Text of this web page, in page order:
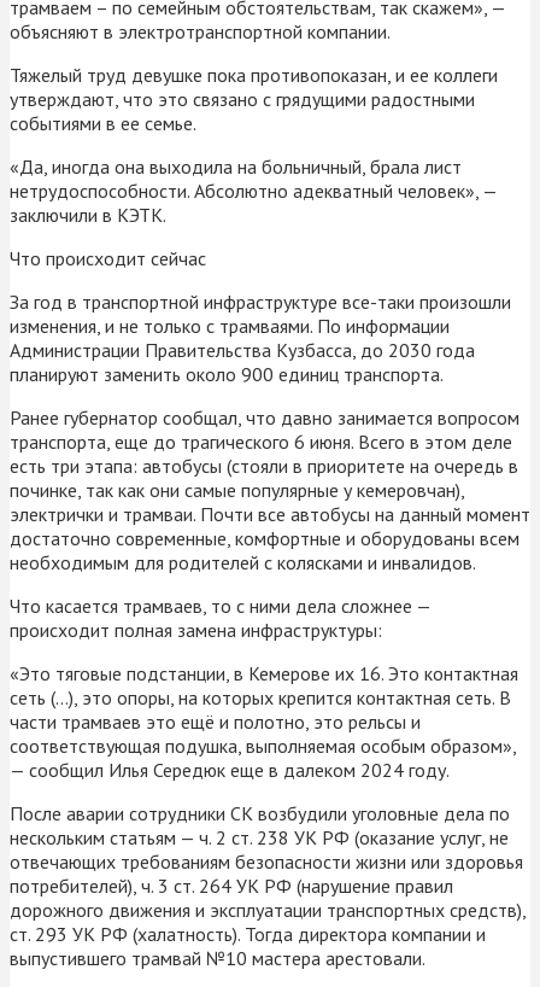
трамваем – по семейным обстоятельствам, так скажем», —
объясняют в электротранспортной компании.
Тяжелый труд девушке пока противопоказан, и ее коллеги
утверждают, что это связано с грядущими радостными
событиями в ее семье.
«Да, иногда она выходила на больничный, брала лист
нетрудоспособности. Абсолютно адекватный человек», —
заключили в КЭТК.
Что происходит сейчас
За год в транспортной инфраструктуре все-таки произошли
изменения, и не только с трамваями. По информации
Администрации Правительства Кузбасса, до 2030 года
планируют заменить около 900 единиц транспорта.
Ранее губернатор сообщал, что давно занимается вопросом
транспорта, еще до трагического 6 июня. Всего в этом деле
есть три этапа: автобусы (стояли в приоритете на очередь в
починке, так как они самые популярные у кемеровчан),
электрички и трамваи. Почти все автобусы на данный момент
достаточно современные, комфортные и оборудованы всем
необходимым для родителей с колясками и инвалидов.
Что касается трамваев, то с ними дела сложнее —
происходит полная замена инфраструктуры:
«Это тяговые подстанции, в Кемерове их 16. Это контактная
сеть (…), это опоры, на которых крепится контактная сеть. В
части трамваев это ещё и полотно, это рельсы и
соответствующая подушка, выполняемая особым образом»,
— сообщил Илья Середюк еще в далеком 2024 году.
После аварии сотрудники СК возбудили уголовные дела по
нескольким статьям — ч. 2 ст. 238 УК РФ (оказание услуг, не
отвечающих требованиям безопасности жизни или здоровья
потребителей), ч. 3 ст. 264 УК РФ (нарушение правил
дорожного движения и эксплуатации транспортных средств),
ст. 293 УК РФ (халатность). Тогда директора компании и
выпустившего трамвай №10 мастера арестовали.